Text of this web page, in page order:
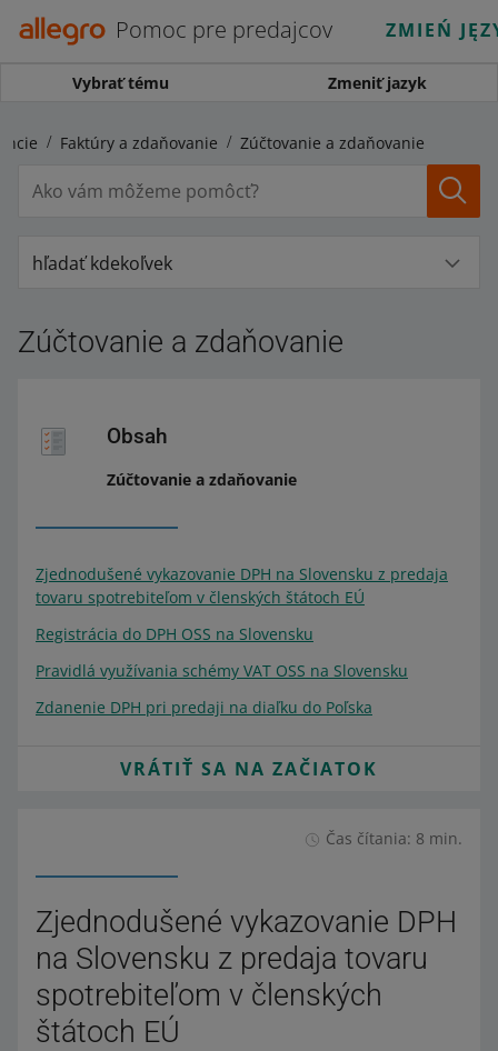
Pomoc pre predajcov ZMIEŃ
Vybrať tému Zmeniť jazyk
Faktúry a zdaňovanie Zúčtovanie a zdaňovanie
hľadať kdekoľvek
Zúčtovanie a zdaňovanie
Obsah
Zúčtovanie a zdaňovanie
Zjednodušené vykazovanie DPH na Slovensku z predaja
tovaru spotrebiteľom v členských štátoch EÚ
Registrácia do DPH OSS na Slovensku
Pravidlá využívania schémy VAT OSS na Slovensku
Zdanenie DPH pri predaji na diaľku do Poľska
VRÁTIŤ SA NA ZAČIATOK
Čas čítania: 8 min.
Zjednodušené vykazovanie DPH
na Slovensku z predaja tovaru
spotrebiteľom v členských
štátoch EÚ